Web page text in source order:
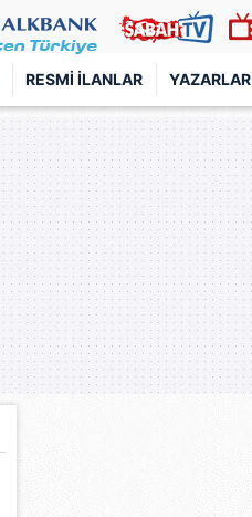
RESMI İLANLAR YAZARLAR